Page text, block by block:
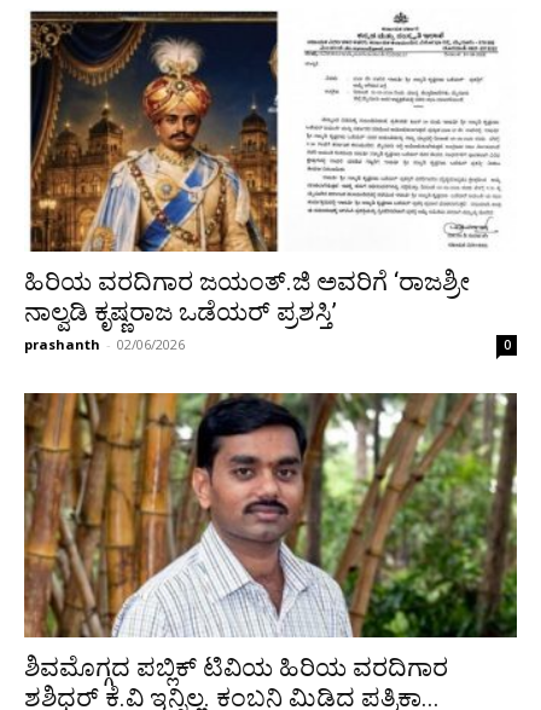
ಹಿರಿಯ ವರದಿಗಾರ ಜಯಂತ್.ಜಿ ಅವರಿಗೆ ‘ರಾಜಶ್ರೀ
ನಾಲ್ವಡಿ ಕೃಷ್ಣರಾಜ ಒಡೆಯರ್ ಪ್ರಶಸ್ತಿ’
prashanth - 02/06/2026 0
ಶಿವಮೊಗ್ಗದ ಪಬ್ಲಿಕ್ ಟಿವಿಯ ಹಿರಿಯ ವರದಿಗಾರ
ಶಶಿಧರ್ ಕೆ.ವಿ ಇನ್ನಿಲ್ಲ. ಕಂಬನಿ ಮಿಡಿದ ಪತ್ರಿಕಾ...